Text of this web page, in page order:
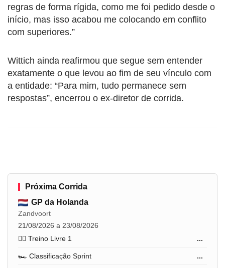
regras de forma rígida, como me foi pedido desde o
início, mas isso acabou me colocando em conflito
com superiores.”
Wittich ainda reafirmou que segue sem entender
exatamente o que levou ao fim de seu vínculo com
a entidade: “Para mim, tudo permanece sem
respostas”, encerrou o ex-diretor de corrida.
Próxima Corrida
GP da Holanda
Zandvoort
21/08/2026 a 23/08/2026
🏋️‍♂️ Treino Livre 1
...
🏎️ Classificação Sprint ...